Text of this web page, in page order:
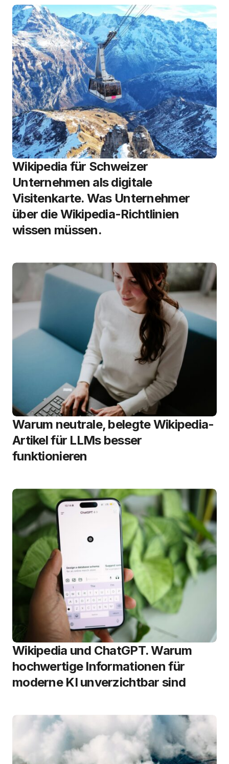
Wikipedia für Schweizer
Unternehmen als digitale
Visitenkarte. Was Unternehmer
über die Wikipedia-Richtlinien
wissen müssen.
Warum neutrale, belegte Wikipedia-
Artikel für LLMs besser
funktionieren
Wikipedia und ChatGPT. Warum
hochwertige Informationen für
moderne KI unverzichtbar sind